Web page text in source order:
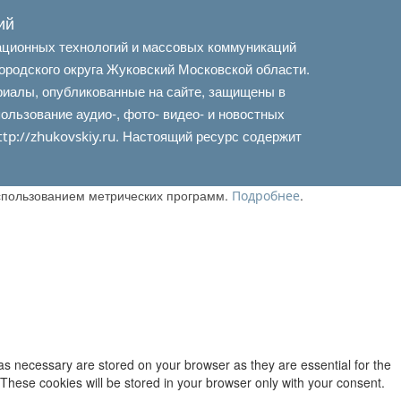
технологий и массовых коммуникаций
округа Жуковский Московской области.
опубликованные на сайте, защищены в
аудио-, фото- видео- и новостных
zhukovskiy.ru. Настоящий ресурс содержит
метрических программ. Подробнее.
necessary are stored on your browser as they are essential for the
cookies will be stored in your browser only with your consent.